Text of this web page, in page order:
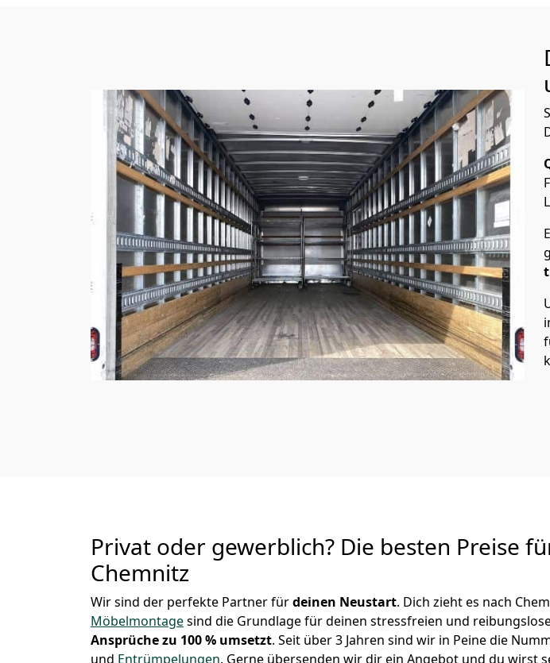
Privat oder gewerblich? Die besten Preise
Chemnitz
Wir sind der perfekte Partner fürdeinen Neustart. Dich zieht es nach
Möbelmontagesind die Grundlage für deinen stressfreien und
Ansprüche zu 100 % umsetzt. Seit über 3 Jahren sind wir in Peine die
und Entrümpelungen. Gerne übersenden wir dir ein Angebot und du wirst